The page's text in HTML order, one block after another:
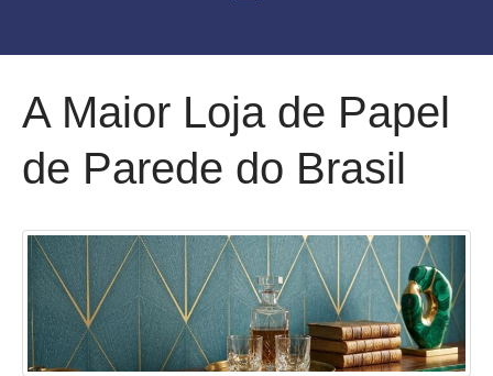
A Maior Loja de Papel
de Parede do Brasil